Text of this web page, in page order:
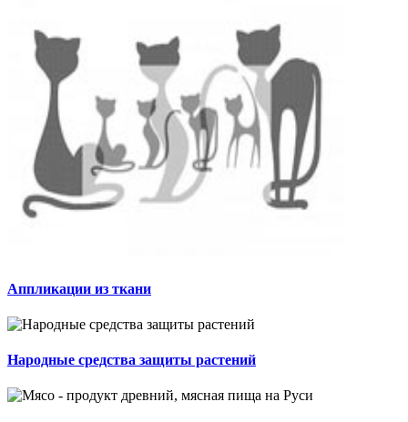
Аппликации из ткани
Народные средства защиты растений